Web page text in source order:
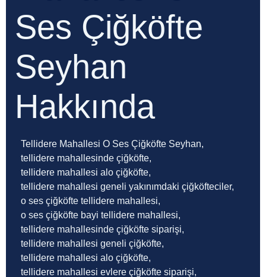
Ses Çiğköfte
Seyhan
Hakkında
Tellidere Mahallesi O Ses Çiğköfte Seyhan,
tellidere mahallesinde çiğköfte,
tellidere mahallesi alo çiğköfte,
tellidere mahallesi geneli yakınımdaki çiğköfteciler,
o ses çiğköfte tellidere mahallesi,
o ses çiğköfte bayi tellidere mahallesi,
tellidere mahallesinde çiğköfte siparişi,
tellidere mahallesi geneli çiğköfte,
tellidere mahallesi alo çiğköfte,
tellidere mahallesi evlere çiğköfte siparişi,